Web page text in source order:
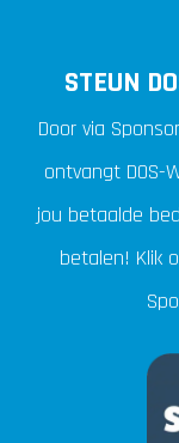
STEUN
Door via
ontvangt DOS-
jou betaalde
betalen! Klik